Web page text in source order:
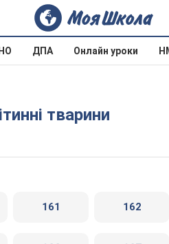
ДПА Онлайн уроки
тварини
161 162